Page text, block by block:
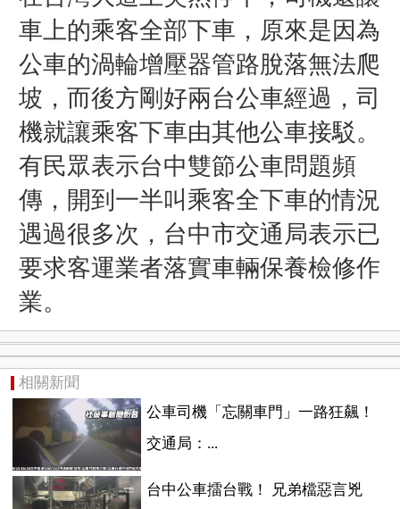
車上的乘客全部下車，原來是因為
公車的渦輪增壓器管路脫落無法爬
坡，而後方剛好兩台公車經過，司
機就讓乘客下車由其他公車接駁。
有民眾表示台中雙節公車問題頻
傳 ，開到一半叫乘客全下車的情況
遇過很多次，台中市交通局表示已
要求客運業者落實車輛保養檢修作
業。
相關新聞
公車司機「忘關車門」一路狂飆！
交通局：...
台中公車擂台戰！ 兄弟檔惡言兇